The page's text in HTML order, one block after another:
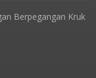
Berpegangan Kruk